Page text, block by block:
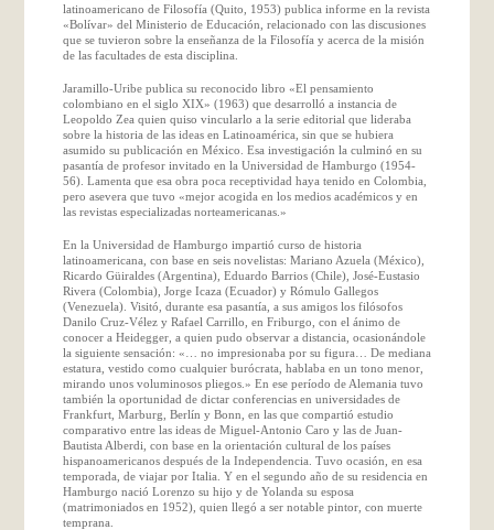
latinoamericano de Filosofía (Quito, 1953) publica informe en la revista
«Bolívar» del Ministerio de Educación, relacionado con las discusiones
que se tuvieron sobre la enseñanza de la Filosofía y acerca de la misión
de las facultades de esta disciplina.
Jaramillo-Uribe publica su reconocido libro «El pensamiento
colombiano en el siglo XIX» (1963) que desarrolló a instancia de
Leopoldo Zea quien quiso vincularlo a la serie editorial que lideraba
sobre la historia de las ideas en Latinoamérica, sin que se hubiera
asumido su publicación en México. Esa investigación la culminó en su
pasantía de profesor invitado en la Universidad de Hamburgo (1954-
56). Lamenta que esa obra poca receptividad haya tenido en Colombia,
pero asevera que tuvo «mejor acogida en los medios académicos y en
las revistas especializadas norteamericanas.»
En la Universidad de Hamburgo impartió curso de historia
latinoamericana, con base en seis novelistas: Mariano Azuela (México),
Ricardo Güiraldes (Argentina), Eduardo Barrios (Chile), José-Eustasio
Rivera (Colombia), Jorge Icaza (Ecuador) y Rómulo Gallegos
(Venezuela). Visitó, durante esa pasantía, a sus amigos los filósofos
Danilo Cruz-Vélez y Rafael Carrillo, en Friburgo, con el ánimo de
conocer a Heidegger, a quien pudo observar a distancia, ocasionándole
la siguiente sensación: «… no impresionaba por su figura… De mediana
estatura, vestido como cualquier burócrata, hablaba en un tono menor,
mirando unos voluminosos pliegos.» En ese período de Alemania tuvo
también la oportunidad de dictar conferencias en universidades de
Frankfurt, Marburg, Berlín y Bonn, en las que compartió estudio
comparativo entre las ideas de Miguel-Antonio Caro y las de Juan-
Bautista Alberdi, con base en la orientación cultural de los países
hispanoamericanos después de la Independencia. Tuvo ocasión, en esa
temporada, de viajar por Italia. Y en el segundo año de su residencia en
Hamburgo nació Lorenzo su hijo y de Yolanda su esposa
(matrimoniados en 1952), quien llegó a ser notable pintor, con muerte
temprana.